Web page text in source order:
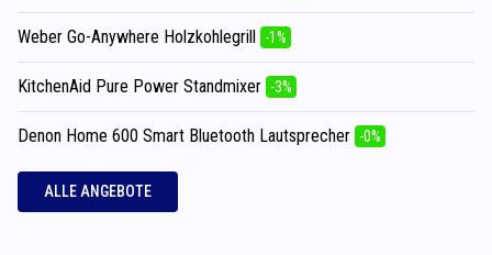
Weber Go-Anywhere Holzkohlegrill -1%
KitchenAid Pure Power Standmixer -3%
Denon Home 600 Smart Bluetooth Lautsprecher -0%
ALLE ANGEBOTE